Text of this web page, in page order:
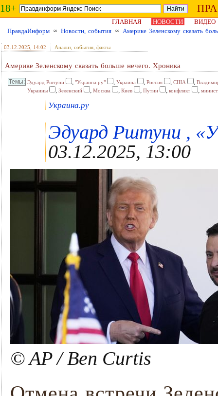
18+
ГЛАВНАЯ НОВОСТИ
ВИДЕО
ПравдаИнформ ≈ Новости, события ≈ Америке Зеленскому сказать
03.12.2025 , 14:02 Анализ, события, факты
Америке Зеленскому сказать больше нечего. Хроника
Эдуард Рштуни , "Украина.ру" , Украина , Россия , США ,
Украины
, Зеленский , Москва , Киев , Путин , конфликт ,
Украина.ру
Эдуард Рштуни ,
03.12.2025, 13:00
© AP / Ben Curtis